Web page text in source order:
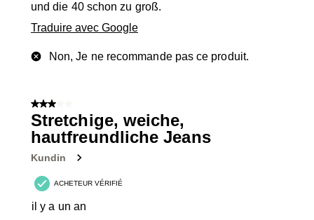
und die 40 schon zu groß.
Traduire avec Google
Non, Je ne recommande pas ce produit.
3 sur 5 étoiles.
Stretchige, weiche,
hautfreundliche Jeans
Kundin
ACHETEUR VÉRIFIÉ
il y a un an